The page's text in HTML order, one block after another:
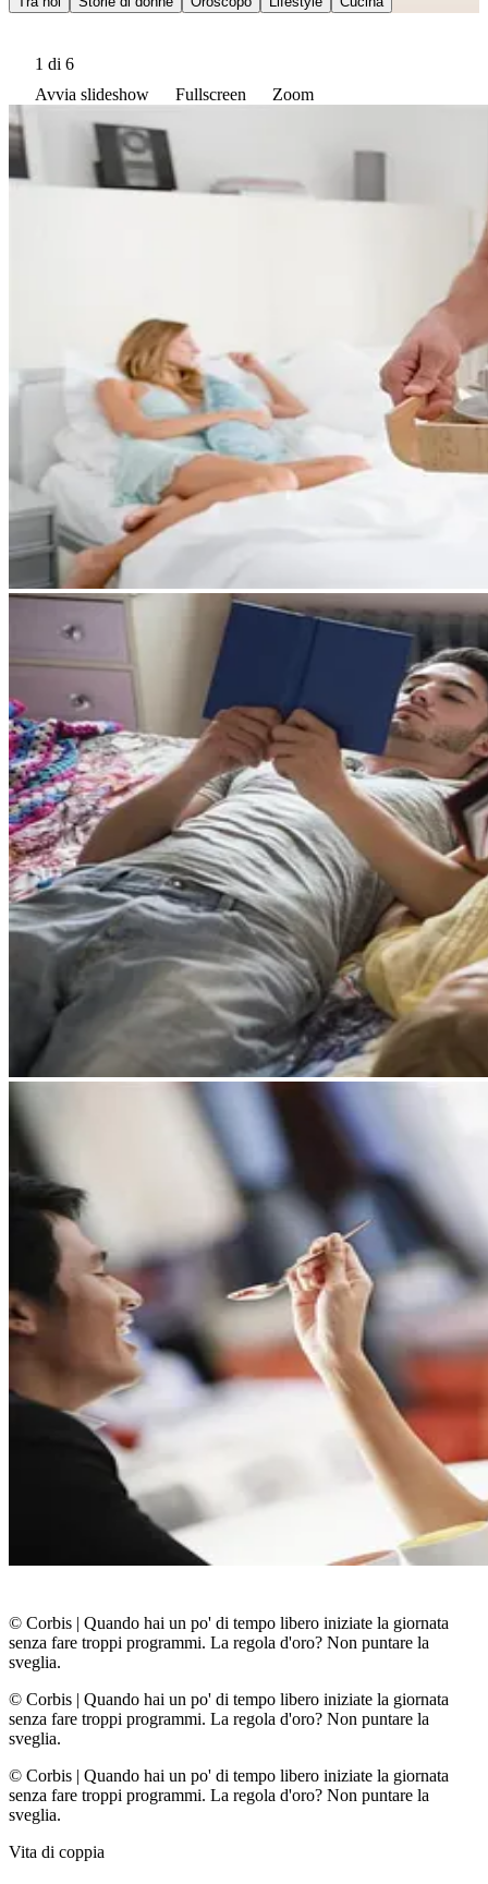
1 di 6
Avvia slideshow
Fullscreen Zoom
© Corbis | Quando hai un po' di tempo libero iniziate la giornata
senza fare troppi programmi. La regola d'oro? Non puntare la
sveglia.
© Corbis | Quando hai un po' di tempo libero iniziate la giornata
senza fare troppi programmi. La regola d'oro? Non puntare la
sveglia.
© Corbis | Quando hai un po' di tempo libero iniziate la giornata
senza fare troppi programmi. La regola d'oro? Non puntare la
sveglia.
Vita di coppia